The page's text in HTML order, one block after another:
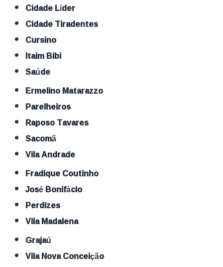
Cidade Líder
Cidade Tiradentes
Cursino
Itaim Bibi
Saúde
Ermelino Matarazzo
Parelheiros
Raposo Tavares
Sacomã
Vila Andrade
Fradique Coutinho
José Bonifácio
Perdizes
Vila Madalena
Grajaú
Vila Nova Conceição